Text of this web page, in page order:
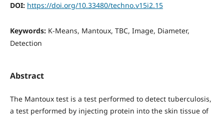
DOI: https://doi.org/10.33480/techno.v15i2.15
Keywords: K-Means, Mantoux, TBC, Image, Diameter,
Detection
Abstract
The Mantoux test is a test performed to detect tuberculosis,
a test performed by injecting protein into the skin tissue of